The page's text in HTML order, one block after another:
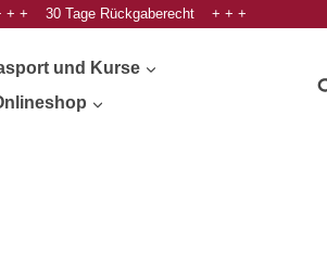
+ + 30 Tage Rückgaberecht + + +
und Kurse